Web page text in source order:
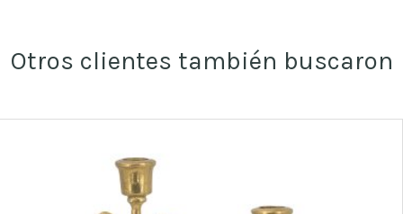
Otros clientes también buscaron